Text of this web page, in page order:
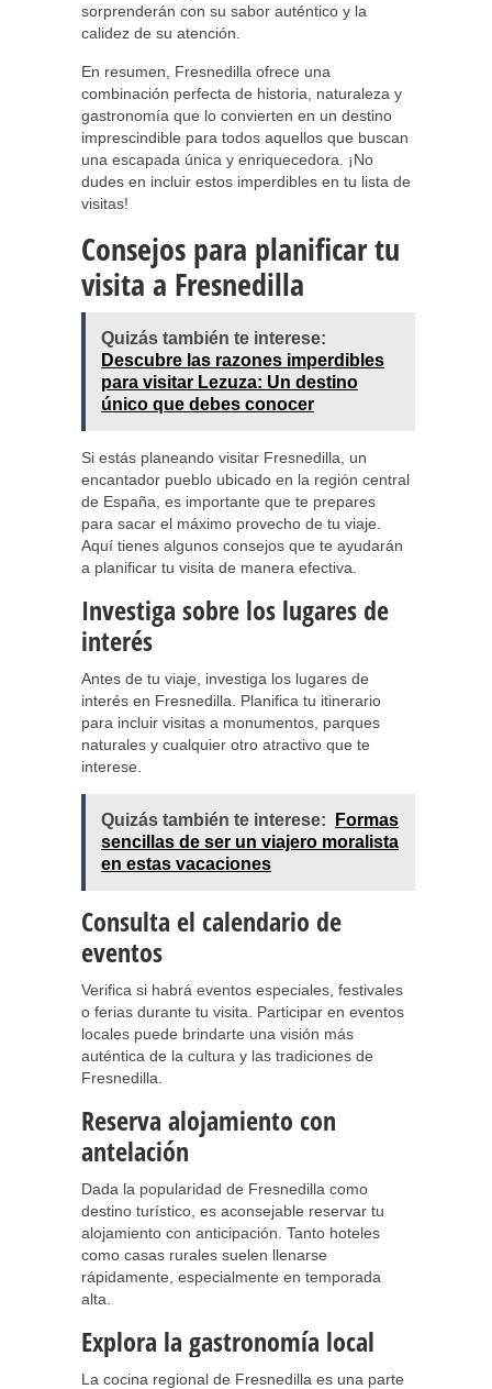
sorprenderán con su sabor auténtico y la
calidez de su atención.
En resumen, Fresnedilla ofrece una
combinación perfecta de historia, naturaleza y
gastronomía que lo convierten en un destino
imprescindible para todos aquellos que buscan
una escapada única y enriquecedora. ¡No
dudes en incluir estos imperdibles en tu lista de
visitas!
Consejos para planificar tu
visita a Fresnedilla
Quizás también te interese:
Descubre las razones imperdibles
para visitar Lezuza: Un destino
único que debes conocer
Si estás planeando visitar Fresnedilla, un
encantador pueblo ubicado en la región central
de España, es importante que te prepares
para sacar el máximo provecho de tu viaje.
Aquí tienes algunos consejos que te ayudarán
a planificar tu visita de manera efectiva.
Investiga sobre los lugares de
interés
Antes de tu viaje, investiga los lugares de
interés en Fresnedilla. Planifica tu itinerario
para incluir visitas a monumentos, parques
naturales y cualquier otro atractivo que te
interese.
Quizás también te interese:
Formas
sencillas de ser un viajero moralista
en estas vacaciones
Consulta el calendario de
eventos
Verifica si habrá eventos especiales, festivales
o ferias durante tu visita. Participar en eventos
locales puede brindarte una visión más
auténtica de la cultura y las tradiciones de
Fresnedilla.
Reserva alojamiento con
antelación
Dada la popularidad de Fresnedilla como
destino turístico, es aconsejable reservar tu
alojamiento con anticipación. Tanto hoteles
como casas rurales suelen llenarse
rápidamente, especialmente en temporada
alta.
Explora la gastronomía local
La cocina regional de Fresnedilla es una parte